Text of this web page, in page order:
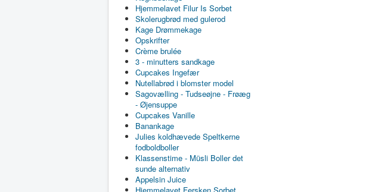
Hjemmelavet Filur Is Sorbet
Skolerugbrød med gulerod
Kage Drømmekage
Opskrifter
Crème brulée
3 - minutters sandkage
Cupcakes Ingefær
Nutellabrød i blomster model
Sagovælling - Tudseøjne - Frøæg
- Øjensuppe
Cupcakes Vanille
Banankage
Julies koldhævede Speltkerne
fodboldboller
Klassenstime - Müsli Boller det
sunde alternativ
Appelsin Juice